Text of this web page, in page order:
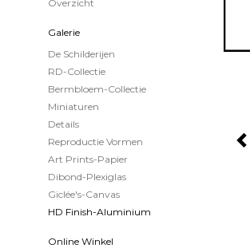
Overzicht
Galerie
De Schilderijen
RD-Collectie
Bermbloem-Collectie
Miniaturen
Details
Reproductie Vormen
Art Prints-Papier
Dibond-Plexiglas
Giclée's-Canvas
HD Finish-Aluminium
Online Winkel